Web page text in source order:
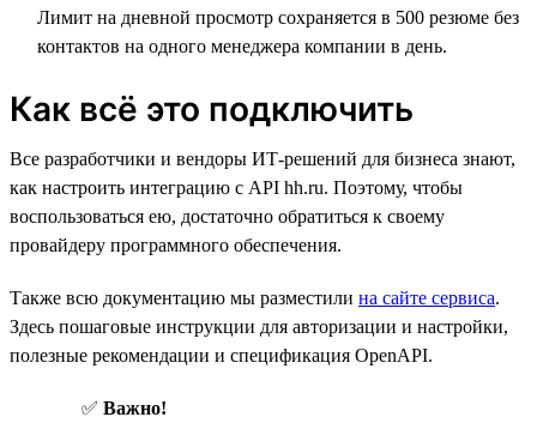
Лимит на дневной просмотр сохраняется в 500 резюме без
контактов на одного менеджера компании в день.
Как всё это подключить
Все разработчики и вендоры ИТ-решений для бизнеса знают,
как настроить интеграцию с API hh.ru. Поэтому, чтобы
воспользоваться ею, достаточно обратиться к своему
провайдеру программного обеспечения.
Также всю документацию мы разместили на сайте сервиса.
Здесь пошаговые инструкции для авторизации и настройки,
полезные рекомендации и спецификация OpenAPI.
✅ Важно!